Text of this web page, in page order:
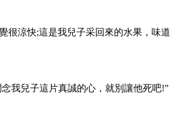
涼快;這是我兒子采回來的水果，味道
我兒子這片真誠的心，就別讓他死吧!”